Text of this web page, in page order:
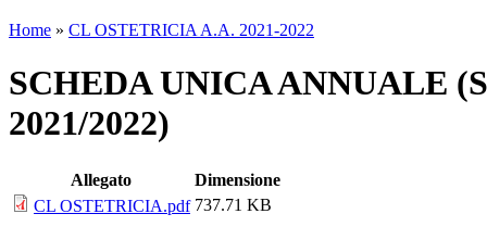
Home » CL OSTETRICIA A.A. 2021-2022
SCHEDA UNICA ANNUALE
2021/2022)
Allegato
Dimensione
CL OSTETRICIA.pdf 737.71 KB